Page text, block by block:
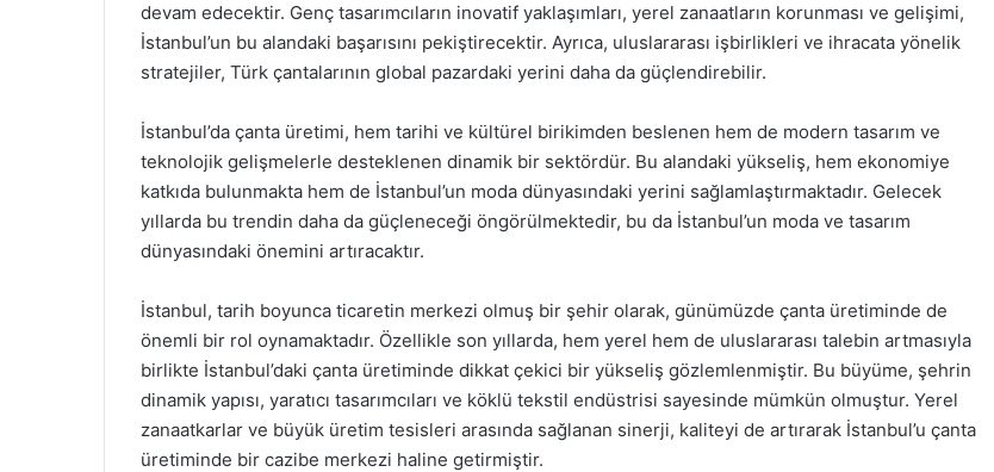
devam edecektir. Genç tasarımcıların inovatif yaklaşımları, yerel zanaatların korunması ve gelişimi,
İstanbul’un bu alandaki başarısını pekiştirecektir. Ayrıca, uluslararası işbirlikleri ve ihracata yönelik
stratejiler, Türk çantalarının global pazardaki yerini daha da güçlendirebilir.
İstanbul’da çanta üretimi, hem tarihi ve kültürel birikimden beslenen hem de modern tasarım ve
teknolojik gelişmelerle desteklenen dinamik bir sektördür. Bu alandaki yükseliş, hem ekonomiye
katkıda bulunmakta hem de İstanbul’un moda dünyasındaki yerini sağlamlaştırmaktadır. Gelecek
yıllarda bu trendin daha da güçleneceği öngörülmektedir, bu da İstanbul’un moda ve tasarım
dünyasındaki önemini artıracaktır.
İstanbul, tarih boyunca ticaretin merkezi olmuş bir şehir olarak, günümüzde çanta üretiminde de
önemli bir rol oynamaktadır. Özellikle son yıllarda, hem yerel hem de uluslararası talebin artmasıyla
birlikte İstanbul’daki çanta üretiminde dikkat çekici bir yükseliş gözlemlenmiştir. Bu büyüme, şehrin
dinamik yapısı, yaratıcı tasarımcıları ve köklü tekstil endüstrisi sayesinde mümkün olmuştur. Yerel
zanaatkarlar ve büyük üretim tesisleri arasında sağlanan sinerji, kaliteyi de artırarak İstanbul’u çanta
üretiminde bir cazibe merkezi haline getirmiştir.